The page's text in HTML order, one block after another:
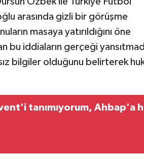
arasında gizli bir görüşme
masaya yatırıldığını öne
iddiaların gerçeği
bilgiler olduğunu belirterek
tanımıyorum, Ahbap'a